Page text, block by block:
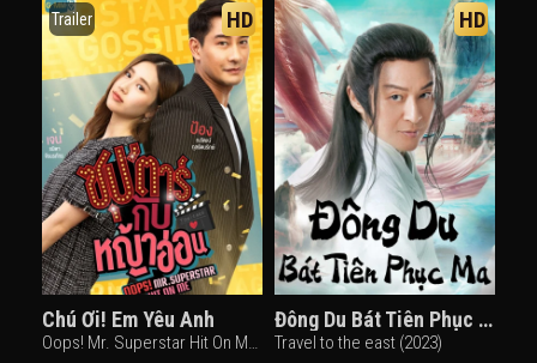
Trailer HD
Chú Ơi! Em Yêu Anh
Oops! Mr. Superstar Hit On Me (2022)
HD
Đông Du Bát Tiên Phục Ma
Travel to the east (2023)